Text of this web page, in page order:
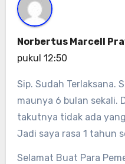
Norbertus Marcell
pukul 12:50
Sip. Sudah Terlaksana.
maunya 6 bulan sekali.
takutnya tidak ada
Jadi saya rasa 1 tahun
Selamat Buat Para